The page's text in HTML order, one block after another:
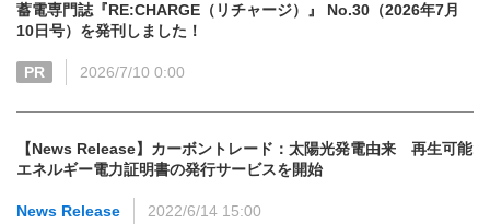
蓄電専門誌『RE:CHARGE（リチャージ）』 No.30（2026年7月
10日号）を発刊しました！
PR 2026/7/10 0:00
【News Release】カーボントレード：太陽光発電由来 再生可能
エネルギー電力証明書の発行サービスを開始
News Release 2022/6/14 15:00